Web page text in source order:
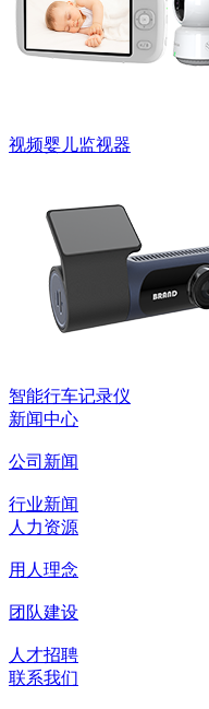
视频婴儿监视器
智能行车记录仪
新闻中心
公司新闻
行业新闻
人力资源
用人理念
团队建设
人才招聘
联系我们